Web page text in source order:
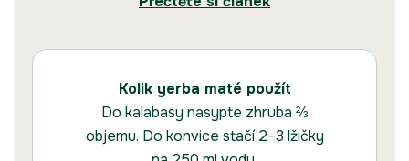
Kolik yerba maté použít
Do kalabasy nasypte zhruba ⅔
objemu. Do konvice stačí 2–3 lžičky